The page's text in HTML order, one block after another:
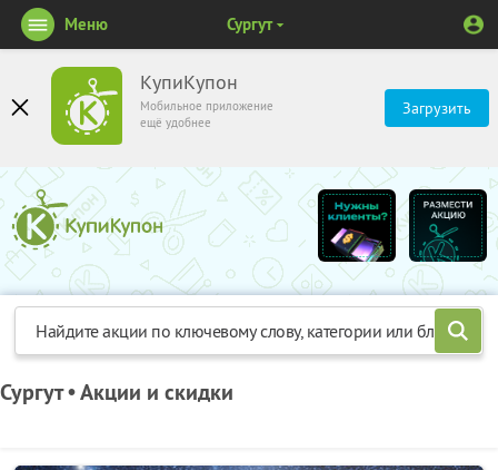
КупиКупон
Мобильное приложение
ещё удобнее
Загрузить
Меню Сургут
Сургут • Акции и скидки